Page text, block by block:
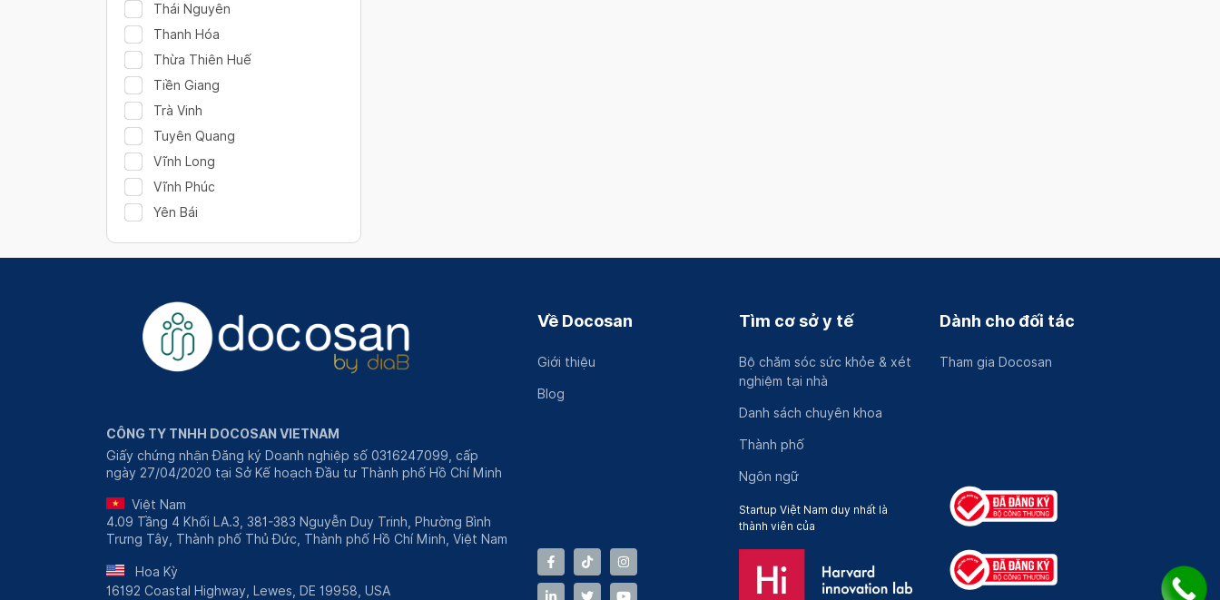
Thái Nguyên
Thanh Hóa
Thừa Thiên Huế
Tiền Giang
Trà Vinh
Tuyên Quang
Vĩnh Long
Vĩnh Phúc
Yên Bái
CÔNG TY TNHH DOCOSAN VIETNAM
Giấy chứng nhận Đăng ký Doanh nghiệp số 0316247099, cấp
ngày 27/04/2020 tại Sở Kế hoạch Đầu tư Thành phố Hồ Chí Minh
Việt Nam
4.09 Tầng 4 Khối LA.3, 381-383 Nguyễn Duy Trinh, Phường Bình
Trưng Tây, Thành phố Thủ Đức, Thành phố Hồ Chí Minh, Việt Nam
Hoa Kỳ
16192 Coastal Highway, Lewes, DE 19958, USA
Về Docosan
Giới thiệu
Blog
Tìm cơ sở y tế
Bộ chăm sóc sức khỏe & xét
nghiệm tại nhà
Danh sách chuyên khoa
Thành phố
Ngôn ngữ
Dành cho đối tác
Tham gia Docosan
Startup Việt Nam duy nhất là
thành viên của